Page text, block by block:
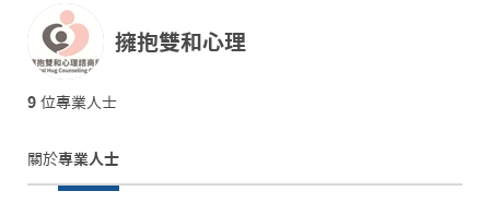
擁抱雙和心理
9 位專業人士
關於專業人士